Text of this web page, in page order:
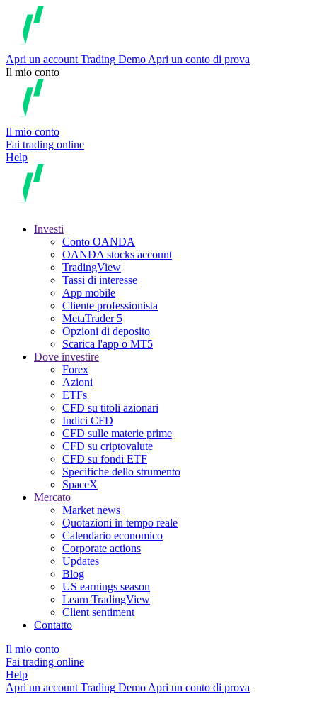
Apri un account Trading Demo Apri un conto di prova
Il mio conto
Il mio conto
Fai trading online
Help
Investi
Conto OANDA
OANDA stocks account
TradingView
Tassi di interesse
App mobile
Cliente professionista
MetaTrader 5
Opzioni di deposito
Scarica l'app o MT5
Dove investire
Forex
Azioni
ETFs
CFD su titoli azionari
Indici CFD
CFD sulle materie prime
CFD su criptovalute
CFD su fondi ETF
Specifiche dello strumento
SpaceX
Mercato
Market news
Quotazioni in tempo reale
Calendario economico
Corporate actions
Updates
Blog
US earnings season
Learn TradingView
Client sentiment
Contatto
Il mio conto
Fai trading online
Help
Apri un account Trading Demo Apri un conto di prova